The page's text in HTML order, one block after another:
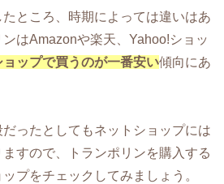
ところ、時期によっては違いはあ
はAmazonや楽天、Yahoo!ショッ
ョップで買うのが一番安い傾向にあ
ったとしてもネットショップには
すので、トランポリンを購入する
プをチェックしてみましょう。